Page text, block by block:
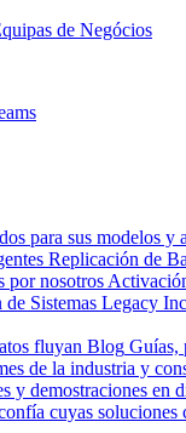
de Negócios
para sus modelos y
Replicación de
por nosotros
Sistemas Legacy
fluyan Blog Guías,
de la industria y
y demostraciones en
cuyas soluciones